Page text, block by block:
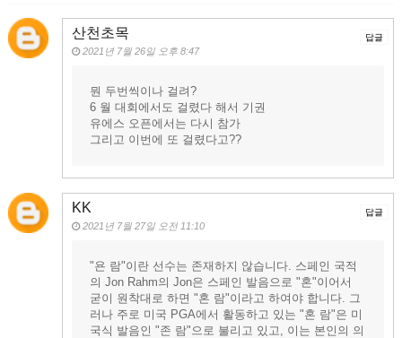
산천초목
2021년 7월 26일 오후 8:47
뭔 두번씩이나 걸려?
6 월 대회에서도 걸렸다 해서 기권
유에스 오픈에서는 다시 참가
그리고 이번에 또 걸렸다고??
답글
KK
2021년 7월 27일 오전 11:10
"욘 람"이란 선수는 존재하지 않습니다. 스페인 국적
의 Jon Rahm의 Jon은 스페인 발음으로 "혼"이어서
굳이 원착대로 하면 "혼 람"이라고 하여야 합니다. 그
러나 주로 미국 PGA에서 활동하고 있는 "혼 람"은 미
국식 발음인 "존 람"으로 불리고 있고, 이는 본인의 의
답글